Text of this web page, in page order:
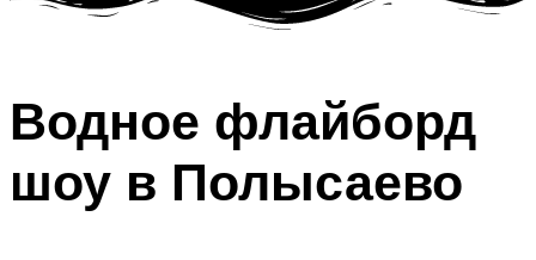
Водное флайборд
шоу в Полысаево